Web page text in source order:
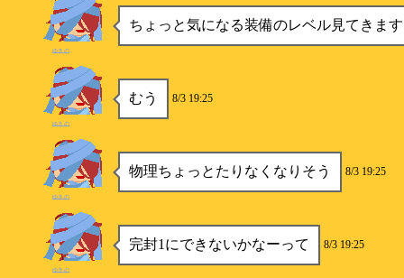
ちょっと気になる装備のレベル見てきます
ゆきの
むう 8/3 19:25
ゆきの
物理ちょっとたりなくなりそう 8/3 19:25
ゆきの
完封1にできないかなーって 8/3 19:25
ゆきの